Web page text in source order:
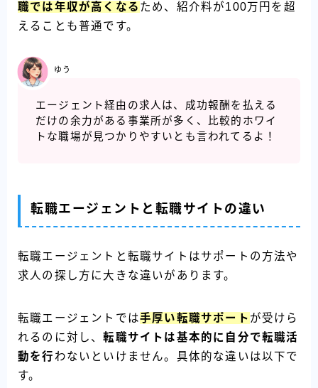
職では年収が高くなる ため、紹介料が100万円を超
えることも普通です。
エージェント経由の求人は、成功報酬を払える
だけの余力がある事業所が多く、比較的ホワイ
トな職場が見つかりやすいとも言われてるよ！
ゆう
転職エージェントと転職サイトの違い
転職エージェントと転職サイトはサポートの方法や
求人の探し方に大きな違いがあります。
転職エージェントでは手厚い転職サポート が受けら
れるのに対し、転職サイトは基本的に自分で転職活
動を行 わないといけません。具体的な違いは以下で
す。